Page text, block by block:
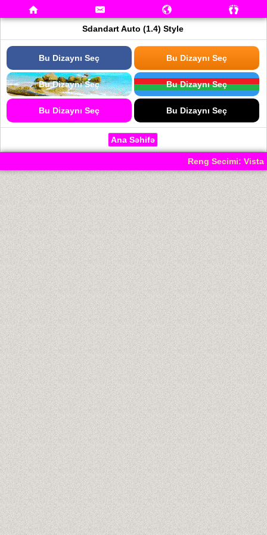
Sdandart Auto (1.4) Style
Bu Dizaynı Seç Bu Dizaynı Seç
Bu Dizaynı Seç Bu Dizaynı Seç
Bu Dizaynı Seç Bu Dizaynı Seç
Ana Səhifə
Reng Secimi: Vista